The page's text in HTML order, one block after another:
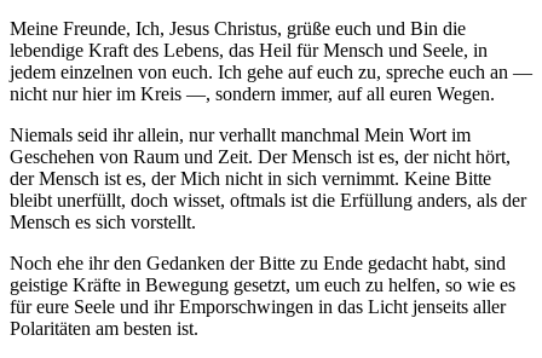
Meine Freunde, Ich, Jesus Christus, grüße euch und Bin die
lebendige Kraft des Lebens, das Heil für Mensch und Seele, in
jedem einzelnen von euch. Ich gehe auf euch zu, spreche euch an —
nicht nur hier im Kreis —, sondern immer, auf all euren Wegen.
Niemals seid ihr allein, nur verhallt manchmal Mein Wort im
Geschehen von Raum und Zeit. Der Mensch ist es, der nicht hört,
der Mensch ist es, der Mich nicht in sich vernimmt. Keine Bitte
bleibt unerfüllt, doch wisset, oftmals ist die Erfüllung anders, als der
Mensch es sich vorstellt.
Noch ehe ihr den Gedanken der Bitte zu Ende gedacht habt, sind
geistige Kräfte in Bewegung gesetzt, um euch zu helfen, so wie es
für eure Seele und ihr Emporschwingen in das Licht jenseits aller
Polaritäten am besten ist.